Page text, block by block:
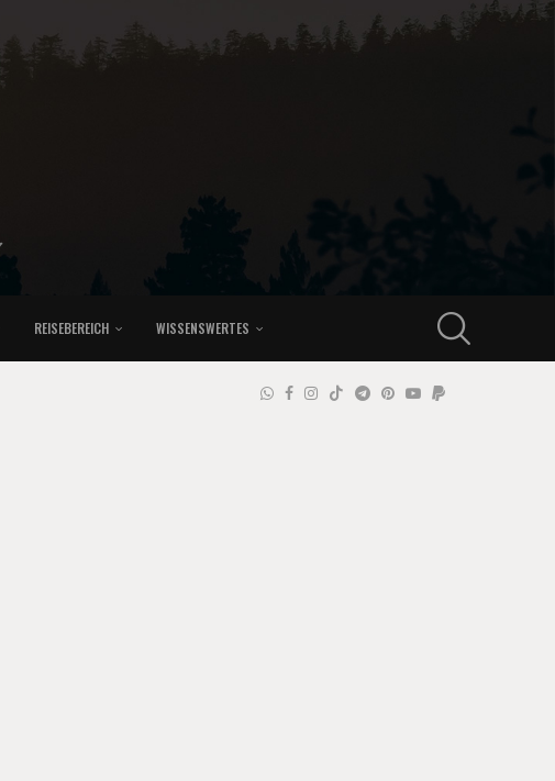
REISEBEREICH WISSENSWERTES